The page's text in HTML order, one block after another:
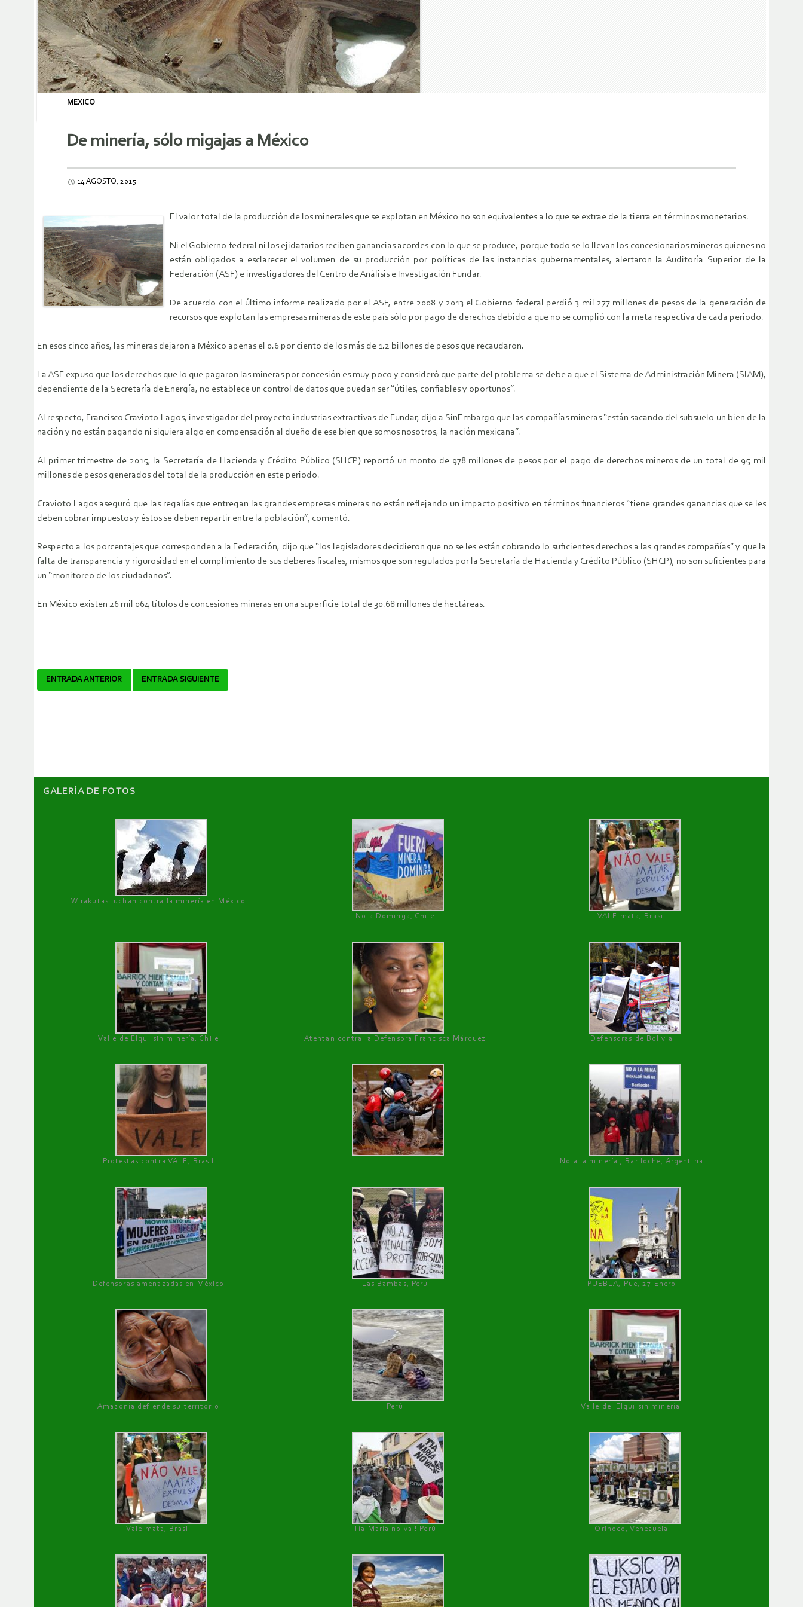
MEXICO
De minería, sólo migajas a México
14 AGOSTO, 2015
El valor total de la producción de los minerales que se explotan en México no son equivalentes a lo que se extrae de la tierra en términos monetarios.
Ni el Gobierno federal ni los ejidatarios reciben ganancias acordes con lo que se produce, porque todo se lo llevan los concesionarios mineros quienes no
están obligados a esclarecer el volumen de su producción por políticas de las instancias gubernamentales, alertaron la Auditoría Superior de la
Federación (ASF) e investigadores del Centro de Análisis e Investigación Fundar.
De acuerdo con el último informe realizado por el ASF, entre 2008 y 2013 el Gobierno federal perdió 3 mil 277 millones de pesos de la generación de
recursos que explotan las empresas mineras de este país sólo por pago de derechos debido a que no se cumplió con la meta respectiva de cada periodo.
En esos cinco años, las mineras dejaron a México apenas el 0.6 por ciento de los más de 1.2 billones de pesos que recaudaron.
La ASF expuso que los derechos que lo que pagaron las mineras por concesión es muy poco y consideró que parte del problema se debe a que el Sistema de Administración Minera (SIAM),
dependiente de la Secretaría de Energía, no establece un control de datos que puedan ser “útiles, confiables y oportunos”.
Al respecto, Francisco Cravioto Lagos, investigador del proyecto industrias extractivas de Fundar, dijo a SinEmbargo que las compañías mineras “están sacando del subsuelo un bien de la
nación y no están pagando ni siquiera algo en compensación al dueño de ese bien que somos nosotros, la nación mexicana”.
Al primer trimestre de 2015, la Secretaría de Hacienda y Crédito Público (SHCP) reportó un monto de 978 millones de pesos por el pago de derechos mineros de un total de 95 mil
millones de pesos generados del total de la producción en este periodo.
Cravioto Lagos aseguró que las regalías que entregan las grandes empresas mineras no están reflejando un impacto positivo en términos financieros “tiene grandes ganancias que se les
deben cobrar impuestos y éstos se deben repartir entre la población”, comentó.
Respecto a los porcentajes que corresponden a la Federación, dijo que “los legisladores decidieron que no se les están cobrando lo suficientes derechos a las grandes compañías” y que la
falta de transparencia y rigurosidad en el cumplimiento de sus deberes fiscales, mismos que son regulados por la Secretaría de Hacienda y Crédito Público (SHCP), no son suficientes para
un “monitoreo de los ciudadanos”.
En México existen 26 mil 064 títulos de concesiones mineras en una superficie total de 30.68 millones de hectáreas.
Navegador
ENTRADA ANTERIOR ENTRADA SIGUIENTE
GALERÌA DE FOTOS
Wirakutas luchan contra la minería en México
No a Dominga, Chile
VALE mata, Brasil
Valle de Elqui sin minería. Chile Atentan contra la Defensora Francisca Márquez Defensoras de Bolivia
Protestas contra VALE, Brasil No a la minería , Bariloche, Argentina
Defensoras amenazadas en México Las Bambas, Perú PUEBLA, Pue, 27 Enero
Amazonía defiende su territorio Perú Valle del Elqui sin minería.
Vale mata, Brasil Tía María no va ! Perú Orinoco, Venezuela